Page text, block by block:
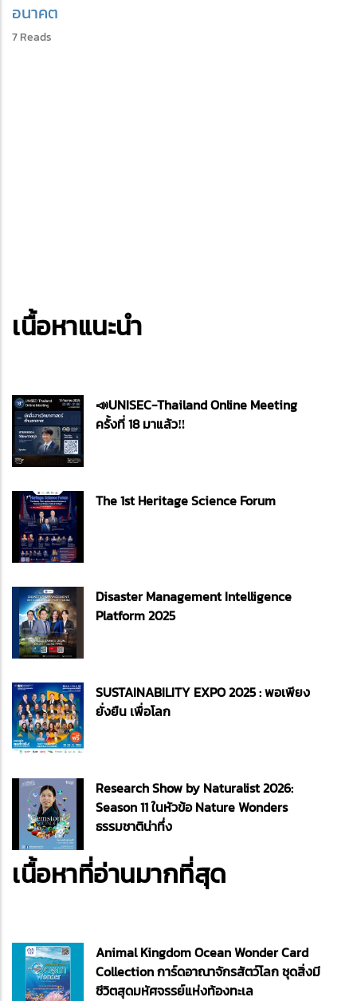
อนาคต
7 Reads
เนื้อหาแนะนำ
📣UNISEC-Thailand Online Meeting
ครั้งที่ 18 มาแล้ว‼️
The 1st Heritage Science Forum
Disaster Management Intelligence
Platform 2025
SUSTAINABILITY EXPO 2025 : พอเพียง
ยั่งยืน เพื่อโลก
Research Show by Naturalist 2026:
Season 11 ในหัวข้อ Nature Wonders
ธรรมชาติน่าทึ่ง
เนื้อหาที่อ่านมากที่สุด
Animal Kingdom Ocean Wonder Card
Collection การ์ดอาณาจักรสัตว์โลก ชุดสิ่งมี
ชีวิตสุดมหัศจรรย์แห่งท้องทะเล